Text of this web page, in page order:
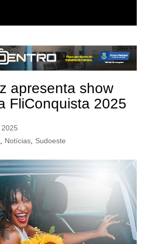
apresenta show
FliConquista 2025
, Notícias, Sudoeste